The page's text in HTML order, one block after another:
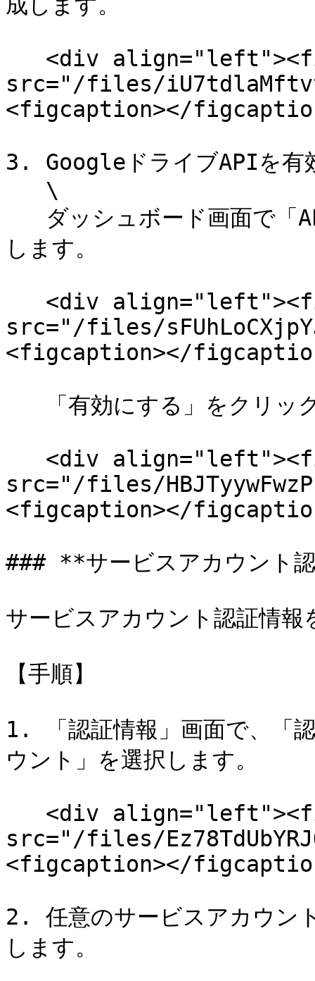
src="/files/
<figcaption></
3. GoogleドライブAPIを有
します。
src="/files/
<figcaption></
src="/files/
<figcaption></
### **サービスアカウント
サービスアカウント認証情報
【手順】
1. 「認証情報」画面で、「
ウント」を選択します。
src="/files/
<figcaption></
2. 任意のサービスアカウン
します。